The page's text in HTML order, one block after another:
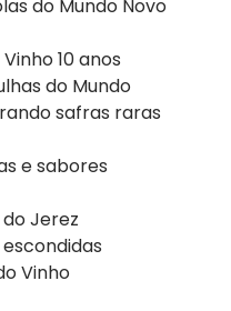
do Mundo Novo
10 anos
do Mundo
safras raras
e sabores
Jerez
Vinho